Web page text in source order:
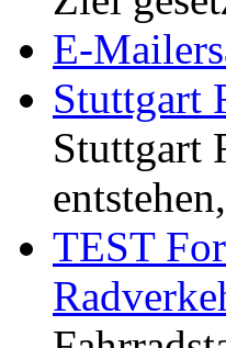
E-
Stuttgart
Stuttgart
TEST